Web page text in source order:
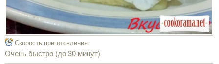
Скорость приготовления:
Очень быстро (до 30 минут)